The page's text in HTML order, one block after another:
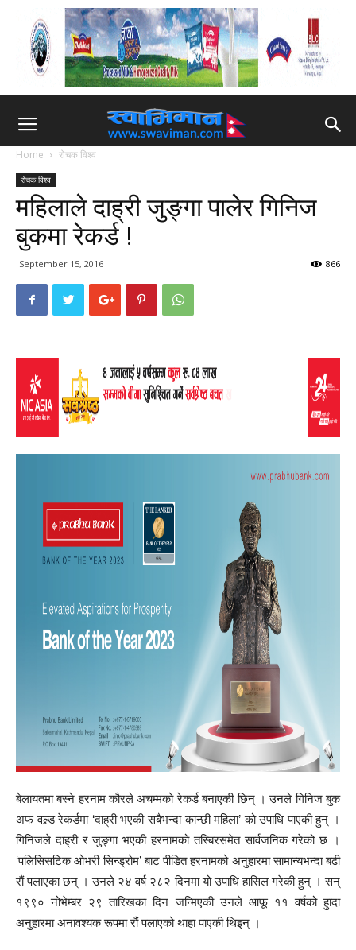
Home रोचक विश्व
रोचक विश्व
महिलाले दाह्री जुङ्गा पालेर गिनिज
बुकमा रेकर्ड !
September 15, 2016 866
बेलायतमा बस्ने हरनाम कौरले अचम्मको रेकर्ड बनाएकी छिन् । उनले गिनिज बुक
अफ वल्र्ड रेकर्डमा ‘दाह्री भएकी सबैभन्दा कान्छी महिला’ को उपाधि पाएकी हुन् ।
गिनिजले दाह्री र जुङ्गा भएकी हरनामको तस्बिरसमेत सार्वजनिक गरेको छ ।
‘पलिसिसटिक ओभरी सिन्ड्रोम’ बाट पीडित हरनामको अनुहारमा सामान्यभन्दा बढी
रौं पलाएका छन् । उनले २४ वर्ष २८२ दिनमा यो उपाधि हासिल गरेकी हुन् । सन्
१९९० नोभेम्बर २९ तारिखका दिन जन्मिएकी उनले आफू ११ वर्षको हुादा
अनुहारमा अनावश्यक रूपमा रौं पलाएको थाहा पाएकी थिइन् ।